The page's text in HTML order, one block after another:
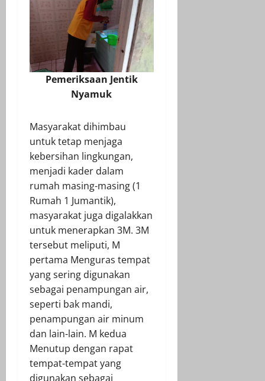
Pemeriksaan Jentik
Nyamuk
Masyarakat dihimbau
untuk tetap menjaga
kebersihan lingkungan,
menjadi kader dalam
rumah masing-masing (1
Rumah 1 Jumantik),
masyarakat juga digalakkan
untuk menerapkan 3M. 3M
tersebut meliputi, M
pertama Menguras tempat
yang sering digunakan
sebagai penampungan air,
seperti bak mandi,
penampungan air minum
dan lain-lain. M kedua
Menutup dengan rapat
tempat-tempat yang
digunakan sebagai